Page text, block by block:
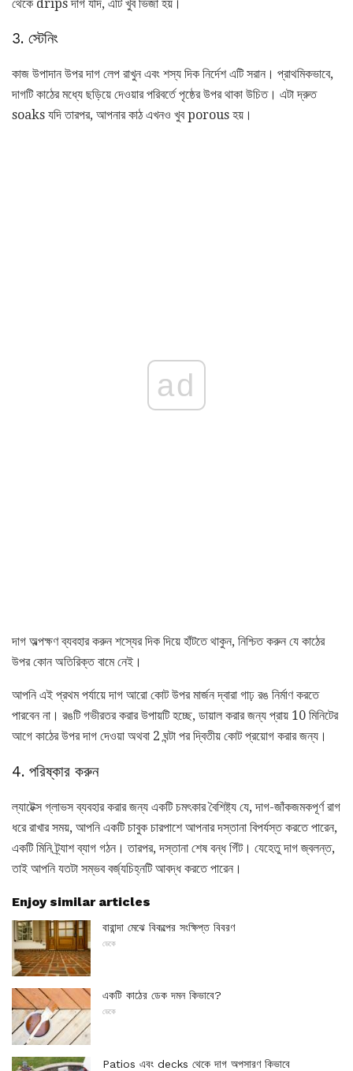
থেকে drips দাগ যদি, এটি খুব ভিজা হয়।
3. স্টেনিং
কাজ উপাদান উপর দাগ লেপ রাখুন এবং শস্য দিক নির্দেশ এটি সরান। প্রাথমিকভাবে,
দাগটি কাঠের মধ্যে ছড়িয়ে দেওয়ার পরিবর্তে পৃষ্ঠের উপর থাকা উচিত। এটা দ্রুত
soaks যদি তারপর, আপনার কাঠ এখনও খুব porous হয়।
ad
দাগ অল্পক্ষণ ব্যবহার করুন শস্যের দিক দিয়ে হাঁটতে থাকুন, নিশ্চিত করুন যে কাঠের
উপর কোন অতিরিক্ত বামে নেই।
আপনি এই প্রথম পর্যায়ে দাগ আরো কোট উপর মার্জন দ্বারা গাঢ় রঙ নির্মাণ করতে
পারবেন না। রঙটি গভীরতর করার উপায়টি হচ্ছে, ডায়াল করার জন্য প্রায় 10 মিনিটের
আগে কাঠের উপর দাগ দেওয়া অথবা 2 ঘন্টা পর দ্বিতীয় কোট প্রয়োগ করার জন্য।
4. পরিষ্কার করুন
ল্যাটেক্স গ্লাভস ব্যবহার করার জন্য একটি চমৎকার বৈশিষ্ট্য যে, দাগ-জাঁকজমকপূর্ণ রাগ
ধরে রাখার সময়, আপনি একটি চাবুক চারপাশে আপনার দস্তানা বিপর্যস্ত করতে পারেন,
একটি মিনি ট্র্যাশ ব্যাগ গঠন। তারপর, দস্তানা শেষ বন্ধ গিঁট। যেহেতু দাগ জ্বলন্ত,
তাই আপনি যতটা সম্ভব বর্জ্যচিহ্নটি আবদ্ধ করতে পারেন।
Enjoy similar articles
বারান্দা মেঝে বিকল্পের সংক্ষিপ্ত বিবরণ
ডেকে
একটি কাঠের ডেক দমন কিভাবে?
ডেকে
Patios এবং decks থেকে দাগ অপসারণ কিভাবে